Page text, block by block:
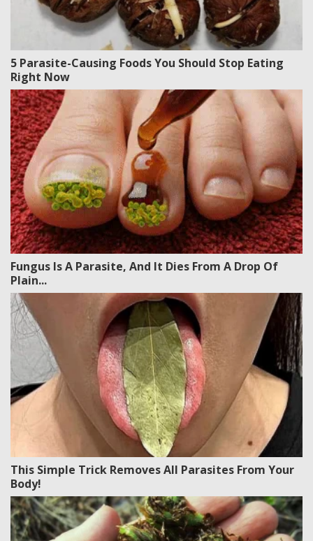
5 Parasite-Causing Foods You Should Stop Eating
Right Now
Fungus Is A Parasite, And It Dies From A Drop Of
Plain...
This Simple Trick Removes All Parasites From Your
Body!